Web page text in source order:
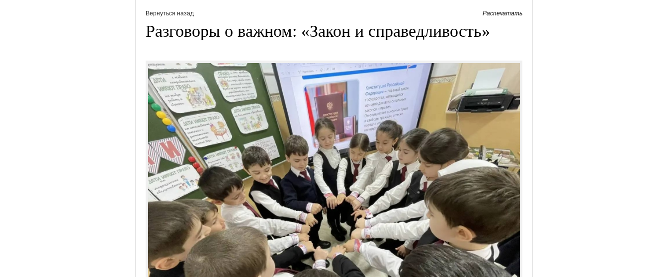
Вернуться назад Распечатать
Разговоры о важном: «Закон и справедливость»